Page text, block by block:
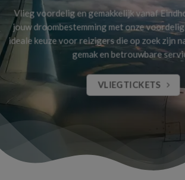
Vlieg voordelig en gemakkelijk vanaf
jouw droombestemming met onze
ideale keuze voor reizigers die op zoek zijn
gemak en betrouwbare
VLIEGTICKETS